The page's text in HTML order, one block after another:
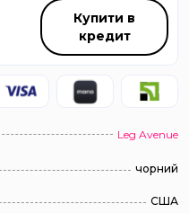
Купити в
кредит
Leg Avenue
чорний
США